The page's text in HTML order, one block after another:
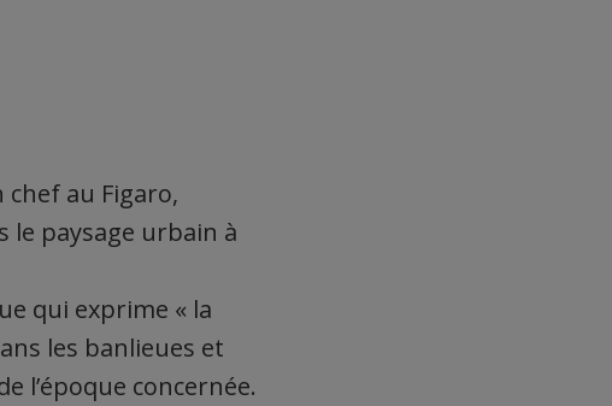
au Figaro,
le paysage urbain à
qui exprime « la
les banlieues et
l’époque concernée.